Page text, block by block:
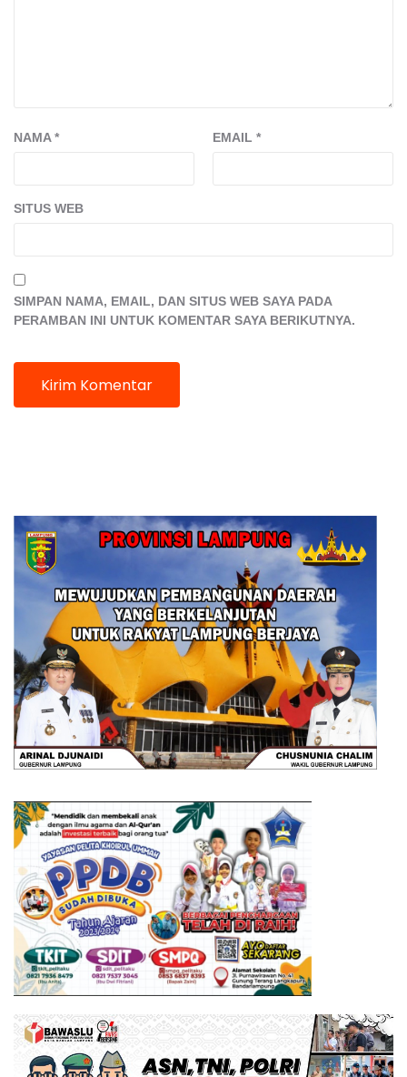
NAMA* EMAIL *
SITUS WEB
SIMPAN NAMA, EMAIL, DAN SITUS WEB SAYA PADA
PERAMBAN INI UNTUK KOMENTAR SAYA BERIKUTNYA.